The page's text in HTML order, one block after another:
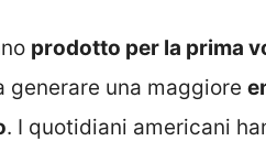
prodotto per la prima
generare una maggiore
. I quotidiani americani